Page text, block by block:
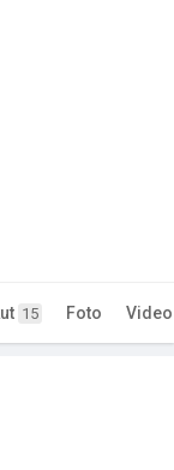
15 Foto Video